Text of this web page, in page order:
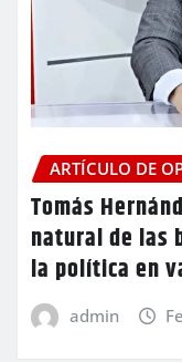
ARTÍCULO DE
Tomás
natural de las
la política en
admin